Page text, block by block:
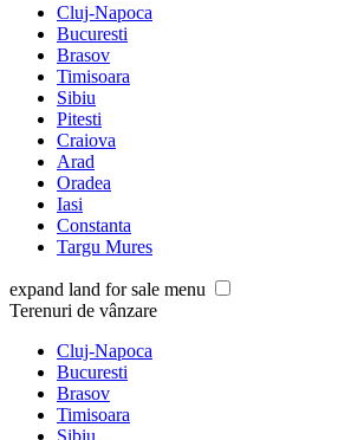
Cluj-Napoca
Bucuresti
Brasov
Timisoara
Sibiu
Pitesti
Craiova
Arad
Oradea
Iasi
Constanta
Targu Mures
expand land for sale menu
Terenuri de vânzare
Cluj-Napoca
Bucuresti
Brasov
Timisoara
Sibiu